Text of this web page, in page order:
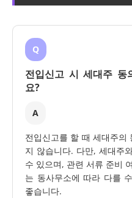
Q
전입신고 시 세대주 동
요?
A
전입신고를 할 때 세대주의
지 않습니다. 다만, 세대주
수 있으며, 관련 서류 준비
는 동사무소에 따라 다를
좋습니다.